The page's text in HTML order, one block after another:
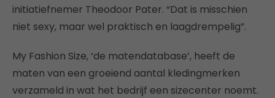
initiatiefnemer Theodoor Pater. “Dat is misschien
niet sexy, maar wel praktisch en laagdrempelig”.
My Fashion Size, ‘de matendatabase’, heeft de
maten van een groeiend aantal kledingmerken
verzameld in wat het bedrijf een sizecenter noemt.